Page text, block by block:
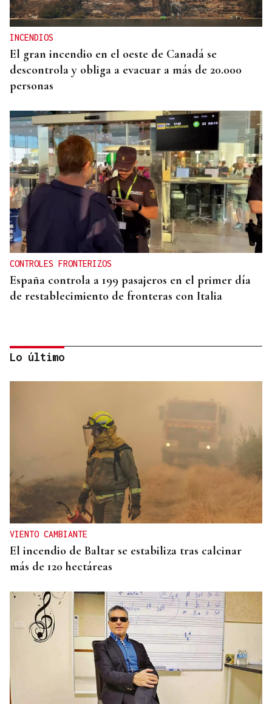
INCENDIOS
El gran incendio en el oeste de Canadá se
descontrola y obliga a evacuar a más de 20.000
personas
CONTROLES FRONTERIZOS
España controla a 199 pasajeros en el primer día
de restablecimiento de fronteras con Italia
ECLIPSE EN ESPAÑA
Iberia fletará un vuelo especial para contemplar el
eclipse total de Sol desde el aire
Lo último
VIENTO CAMBIANTE
El incendio de Baltar se estabiliza tras calcinar
más de 120 hectáreas